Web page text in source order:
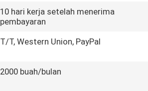
10 hari kerja setelah menerima
pembayaran
T/T, Western Union, PayPal
2000 buah/bulan